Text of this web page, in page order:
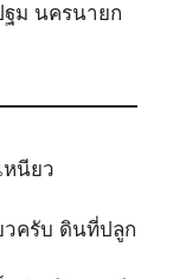
ม นครนายก
นียว
ครับ ดินที่ปลูก